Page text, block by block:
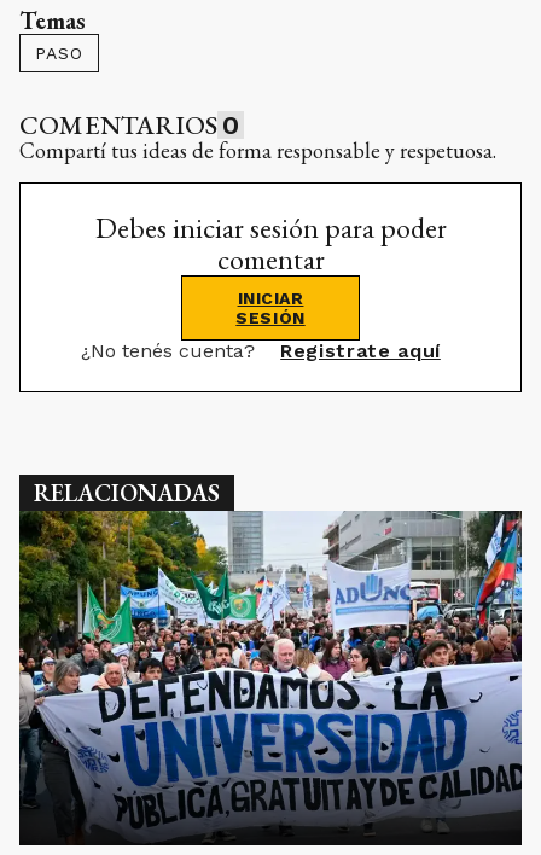
Temas
PASO
COMENTARIOS 0
Compartí tus ideas de forma responsable y respetuosa.
Debes iniciar sesión para poder
comentar
INICIAR
SESIÓN
¿No tenés cuenta? Registrate aquí
RELACIONADAS